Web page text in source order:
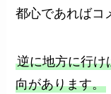
都心であればコ
逆に地方に行け
向があります。